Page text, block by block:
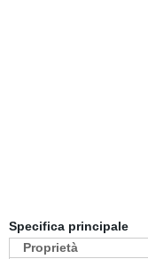
Specifica principale
Proprietà